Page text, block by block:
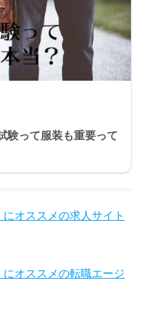
験って服装も重要って
オススメの求人サイト
オススメの転職エージ